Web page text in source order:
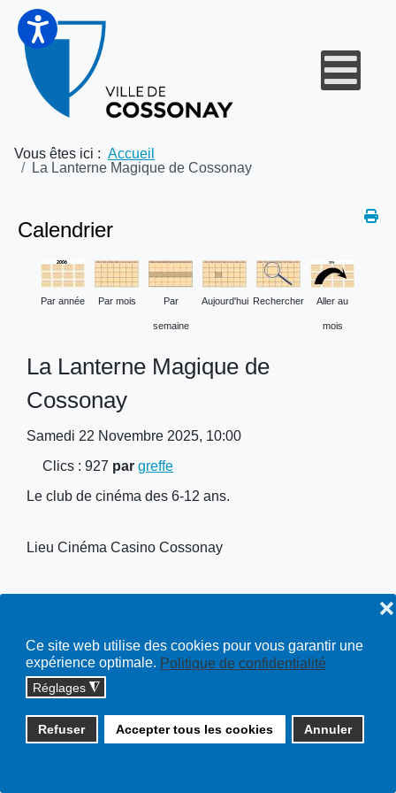
Ce site web utilise des cookies pour vous garantir une
expérience optimale. Politique de confidentialité
Réglages ◮
Refuser Accepter tous les cookies Annuler
❌
Vous êtes ici : Accueil
La Lanterne Magique de Cossonay
Calendrier
Par année Par mois Par
semaine
Aujourd'hui Rechercher Aller au
mois
La Lanterne Magique de
Cossonay
Samedi 22 Novembre 2025, 10:00
Clics : 927 pargreffe
Le club de cinéma des 6-12 ans.
Lieu Cinéma Casino Cossonay
Copyright © 2026 cossonay.ch - tous droits réservés | site :
solutions informatiques
Plan du site